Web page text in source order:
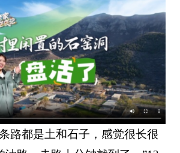
路都是土和石子，感觉很长很